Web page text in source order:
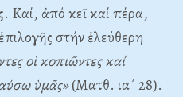
Kαί, ἀπό κεῖ καί πέρα,
στήν ἐλεύθερη
οἱ κοπιῶντες καί
ὑμᾶς»(Mατθ. ια΄ 28).